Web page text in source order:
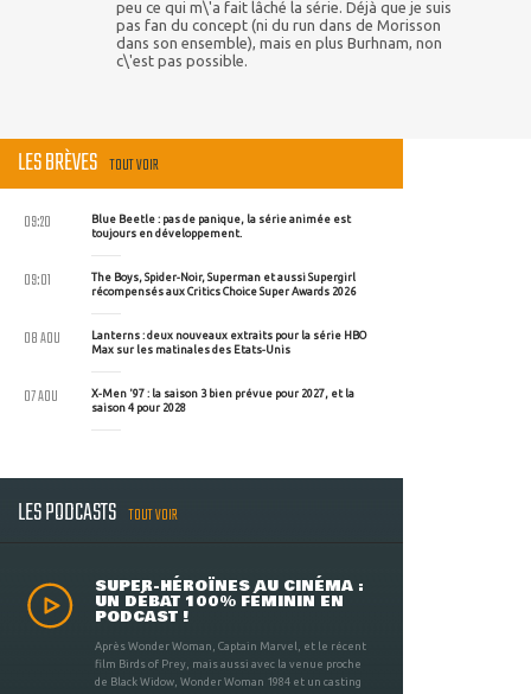
peu ce qui m\'a fait lâché la série. Déjà que je suis
pas fan du concept (ni du run dans de Morisson
dans son ensemble), mais en plus Burhnam, non
c\'est pas possible.
LES BRÈVES TOUT VOIR
Blue Beetle : pas de panique, la série animée est
toujours en développement.
09:20
The Boys, Spider-Noir, Superman et aussi Supergirl
récompensés aux Critics Choice Super Awards 2026
09:01
Lanterns : deux nouveaux extraits pour la série HBO
Max sur les matinales des Etats-Unis
08 AOU
X-Men '97 : la saison 3 bien prévue pour 2027, et la
saison 4 pour 2028
07 AOU
LES PODCASTS TOUT VOIR
SUPER-HÉROÏNES AU CINÉMA :
UN DÉBAT 100% FÉMININ EN
PODCAST !
Après Wonder Woman, Captain Marvel, et le récent
film Birds of Prey, mais aussi avec la venue proche
de Black Widow, Wonder Woman 1984 et un casting